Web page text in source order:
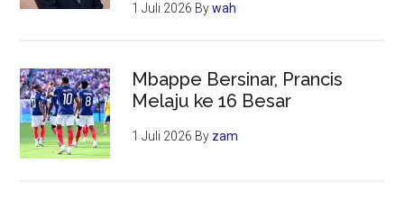
1 Juli 2026 Bywah
Mbappe Bersinar, Prancis
Melaju ke 16 Besar
1 Juli 2026 By zam